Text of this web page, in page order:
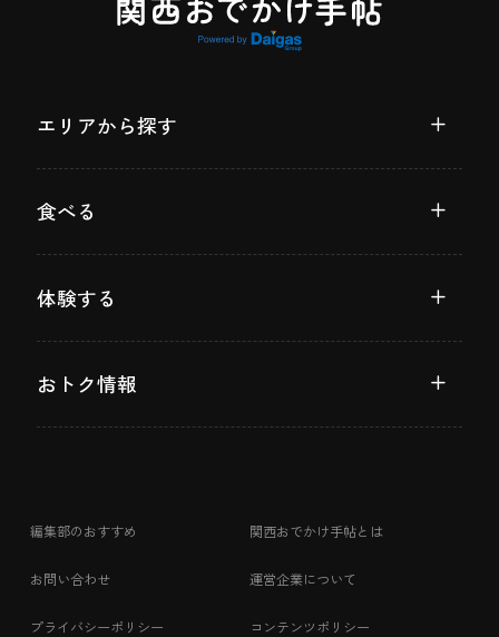
エリアから探す
食べる
体験する
おトク情報
編集部のおすすめ 関西おでかけ手帖とは
お問い合わせ 運営企業について
プライバシーポリシー コンテンツポリシー